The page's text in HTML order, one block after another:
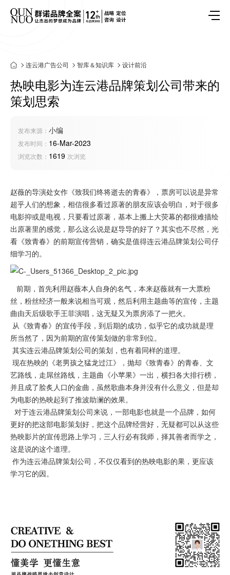
连云港广告公司 智库＆知识库 设计前沿
热映电影为连云港品牌策划公司带来的
策划思索
发布来源： 小编
发布时间： 16-Mar-2023
浏览次数： 1619 次浏览
赵薇的导演处女作《致我们终将逝去的青春》，票房可以说是异常
超乎人们的想象，相信很多看过原著的朋友应该会明白，对于很多
电影抑或是电视，只要看过原著，基本上搬上大荧幕的都很难描绘
出原著里的感觉，那么这么说是赵导导的好了？其实也不尽然，光
看《致青春》的前期宣传营销，确实是值得连云港品牌策划公司仔
细学习的。
前期，首先利用赵薇本人自身的名气，本来赵薇就有一大票粉
丝，粉丝经济一般来说相当可观，然后利用主题曲等的宣传，主题
曲由天后级歌手王菲演唱，这无疑又为票房添了一把火。
从《致青春》的宣传手段，到后期的成功，似乎它的成功就是理
所当然了，因为前期的宣传策划做的非常到位。
其实连云港品牌策划公司的策划，也有着同样的道理。
现在热映的《老男孩之猛龙过江》，抛却《致青春》的青春、文
艺路线，走屌丝路线，主题曲《小苹果》一出，横扫各大排行榜，
并且成了脍炙人口的金曲，虽然歌曲本身并没有什么意义，但是却
为电影的热映起到了推波助澜的效果。
对于连云港品牌策划公司来说，一部电影也就是一个品牌，如何
更好的把这部电影策划好，把这个品牌经营好，无疑都可以从这些
热映影片的宣传思路上学习，三人行必有我师，择其善者而学之，
这是说的这个道理。
作为连云港品牌策划公司，不仅仅看到的热映电影的果，更应该
学习它的因。